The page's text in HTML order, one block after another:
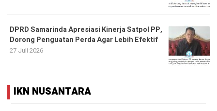
DPRD Samarinda Apresiasi Kinerja Satpol PP,
Dorong Penguatan Perda Agar Lebih Efektif
27 Juli 2026
IKN NUSANTARA